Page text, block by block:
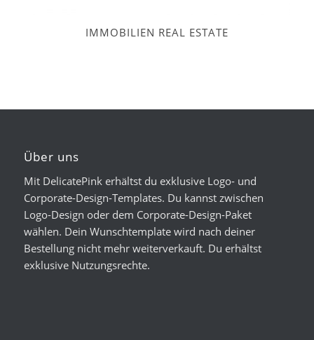
IMMOBILIEN REAL ESTATE
Über uns
Mit DelicatePink erhältst du exklusive Logo- und
Corporate-Design-Templates. Du kannst zwischen
Logo-Design oder dem Corporate-Design-Paket
wählen. Dein Wunschtemplate wird nach deiner
Bestellung nicht mehr weiterverkauft. Du erhältst
exklusive Nutzungsrechte.